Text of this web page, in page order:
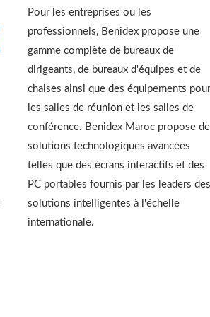
Pour les entreprises ou les
professionnels, Benidex propose une
gamme complète de bureaux de
dirigeants, de bureaux d'équipes et de
chaises ainsi que des équipements pour
les salles de réunion et les salles de
conférence. Benidex Maroc propose
solutions technologiques avancées
telles que des écrans interactifs et des
PC portables fournis par les leaders des
solutions intelligentes à l'échelle
internationale.